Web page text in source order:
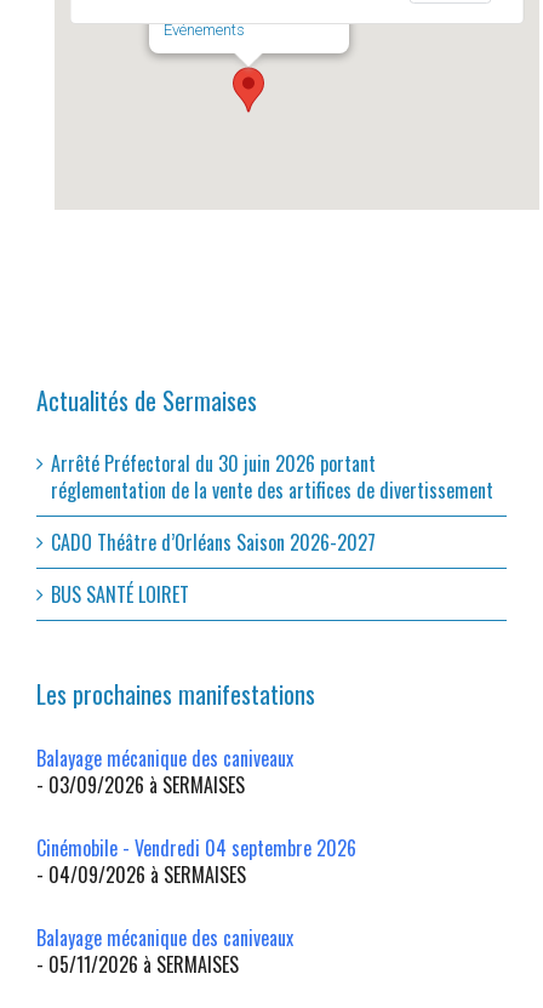
Événements
Actualités de Sermaises
Arrêté Préfectoral du 30 juin 2026 portant
réglementation de la vente des artifices de divertissement
CADO Théâtre d’Orléans Saison 2026-2027
BUS SANTÉ LOIRET
Les prochaines manifestations
Balayage mécanique des caniveaux
- 03/09/2026 à SERMAISES
Cinémobile - Vendredi 04 septembre 2026
- 04/09/2026 à SERMAISES
Balayage mécanique des caniveaux
- 05/11/2026 à SERMAISES